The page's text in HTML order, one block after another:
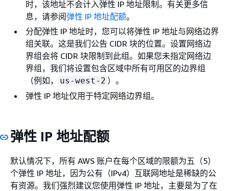
时，该地址不会计入弹性 IP 地址限制。有关更多信
息，请参阅弹性 IP 地址配额。
分配弹性 IP 地址时，您可以将弹性 IP 地址与网络边界
组关联。这是我们公告 CIDR 块的位置。设置网络边
界组会将 CIDR 块限制到此组。如果您未指定网络边
界组，我们将设置包含区域中所有可用区的边界组
（例如，
us-west-2 ）。
弹性 IP 地址仅用于特定网络边界组。
弹性 IP 地址配额
默认情况下，所有 AWS 账户在每个区域的限额为五（5）
个弹性 IP 地址，因为公有（IPv4）互联网地址是稀缺的公
有资源。我们强烈建议您使用弹性 IP 地址，主要是为了在